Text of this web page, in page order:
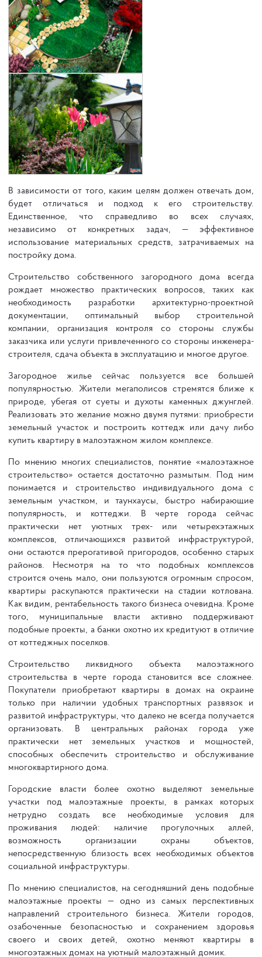
В зависимости от того, каким целям должен отвечать дом,
будет отличаться и подход к его строительству.
Единственное, что справедливо во всех случаях,
независимо от конкретных задач, — эффективное
использование материальных средств, затрачиваемых на
постройку дома.
Строительство собственного загородного дома всегда
рождает множество практических вопросов, таких как
необходимость разработки архитектурно-проектной
документации, оптимальный выбор строительной
компании, организация контроля со стороны службы
заказчика или услуги привлеченного со стороны инженера-
строителя, сдача объекта в эксплуатацию и многое другое.
Загородное жилье сейчас пользуется все большей
популярностью. Жители мегаполисов стремятся ближе к
природе, убегая от суеты и духоты каменных джунглей.
Реализовать это желание можно двумя путями: приобрести
земельный участок и построить коттедж или дачу либо
купить квартиру в малоэтажном жилом комплексе.
По мнению многих специалистов, понятие «малоэтажное
строительство» остается достаточно размытым. Под ним
понимается и строительство индивидуального дома с
земельным участком, и таунхаусы, быстро набирающие
популярность, и коттеджи. В черте города сейчас
практически нет уютных трех- или четырехэтажных
комплексов, отличающихся развитой инфраструктурой,
они остаются прерогативой пригородов, особенно старых
районов. Несмотря на то что подобных комплексов
строится очень мало, они пользуются огромным спросом,
квартиры раскупаются практически на стадии котлована.
Как видим, рентабельность такого бизнеса очевидна. Кроме
того, муниципальные власти активно поддерживают
подобные проекты, а банки охотно их кредитуют в отличие
от коттеджных поселков.
Строительство ликвидного объекта малоэтажного
строительства в черте города становится все сложнее.
Покупатели приобретают квартиры в домах на окраине
только при наличии удобных транспортных развязок и
развитой инфраструктуры, что далеко не всегда получается
организовать. В центральных районах города уже
практически нет земельных участков и мощностей,
способных обеспечить строительство и обслуживание
многоквартирного дома.
Городские власти более охотно выделяют земельные
участки под малоэтажные проекты, в рамках которых
нетрудно создать все необходимые условия для
проживания людей: наличие прогулочных аллей,
возможность организации охраны объектов,
непосредственную близость всех необходимых объектов
социальной инфраструктуры.
По мнению специалистов, на сегодняшний день подобные
малоэтажные проекты — одно из самых перспективных
направлений строительного бизнеса. Жители городов,
озабоченные безопасностью и сохранением здоровья
своего и своих детей, охотно меняют квартиры в
многоэтажных домах на уютный малоэтажный домик.